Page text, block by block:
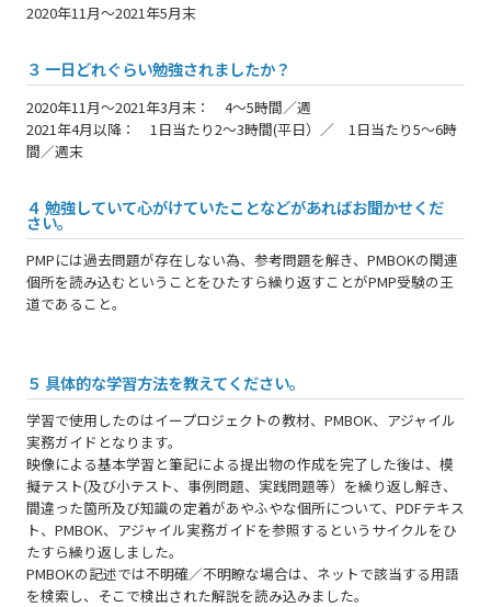
2020年11月～2021年5月末
３ 一日どれぐらい勉強されましたか？
2020年11月～2021年3月末： 4～5時間／週
2021年4月以降： 1日当たり2～3時間(平日）／ 1日当たり5～6時
間／週末
４ 勉強していて心がけていたことなどがあればお聞かせくだ
さい。
PMPには過去問題が存在しない為、参考問題を解き、PMBOKの関連
個所を読み込むということをひたすら繰り返すことがPMP受験の王
道であること。
５ 具体的な学習方法を教えてください。
学習で使用したのはイープロジェクトの教材、PMBOK、アジャイル
実務ガイドとなります。
映像による基本学習と筆記による提出物の作成を完了した後は、模
擬テスト(及び小テスト、事例問題、実践問題等）を繰り返し解き、
間違った箇所及び知識の定着があやふやな個所について、PDFテキス
ト、PMBOK、アジャイル実務ガイドを参照するというサイクルをひ
たすら繰り返しました。
PMBOKの記述では不明確／不明瞭な場合は、ネットで該当する用語
を検索し、そこで検出された解説を読み込みました。